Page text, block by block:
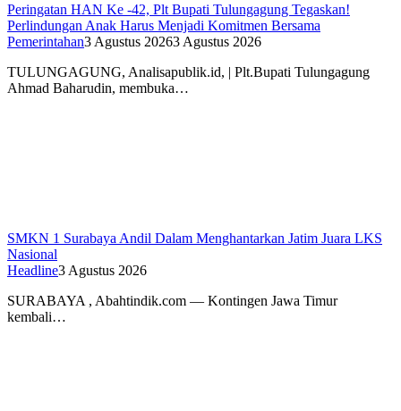
Peringatan HAN Ke -42, Plt Bupati Tulungagung Tegaskan!
Perlindungan Anak Harus Menjadi Komitmen Bersama
Pemerintahan3 Agustus 20263 Agustus 2026
TULUNGAGUNG, Analisapublik.id, | Plt.Bupati Tulungagung
Ahmad Baharudin, membuka…
SMKN 1 Surabaya Andil Dalam Menghantarkan Jatim Juara LKS
Nasional
Headline3 Agustus 2026
SURABAYA , Abahtindik.com — Kontingen Jawa Timur
kembali…